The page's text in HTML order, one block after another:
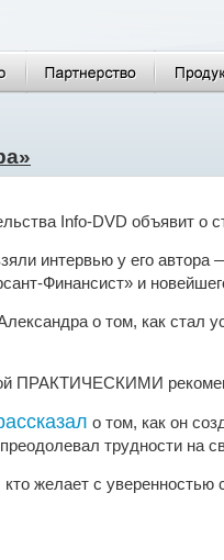
Info-DVD объявит о
интервью у его
Финансист» и
о том, как стал
ПРАКТИЧЕСКИМИ
о том, как он
трудности на
желает с